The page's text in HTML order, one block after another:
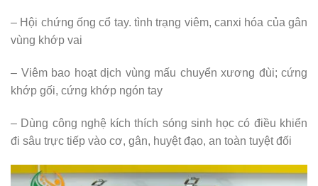
– Hội chứng ống cổ tay. tình trạng viêm, canxi hóa của gân
vùng khớp vai
– Viêm bao hoạt dịch vùng mấu chuyển xương đùi; cứng
khớp gối, cứng khớp ngón tay
– Dùng công nghệ kích thích sóng sinh học có điều khiển
đi sâu trực tiếp vào cơ, gân, huyệt đạo, an toàn tuyệt đối